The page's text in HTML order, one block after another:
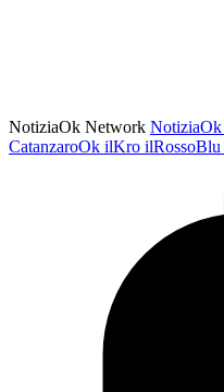
NotiziaOk Network NotiziaOk
CatanzaroOk ilKro ilRossoBlu